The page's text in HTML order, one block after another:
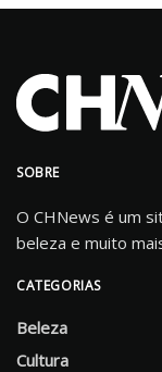
SOBRE
O CHNews é um
beleza e muito
CATEGORIAS
Beleza
Cultura